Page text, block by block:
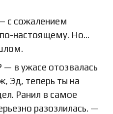
с сожалением
настоящему. Но…
в ужасе отозвалась
Эд, теперь ты на
Ранил в самое
разозлилась. —